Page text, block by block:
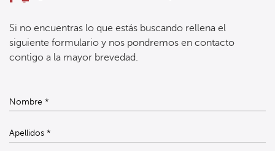
Si no encuentras lo que estás buscando rellena el
siguiente formulario y nos pondremos en contacto
contigo a la mayor brevedad.